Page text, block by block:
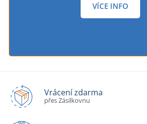
VÍCE INFO
Vrácení zdarma
přes Zásilkovnu